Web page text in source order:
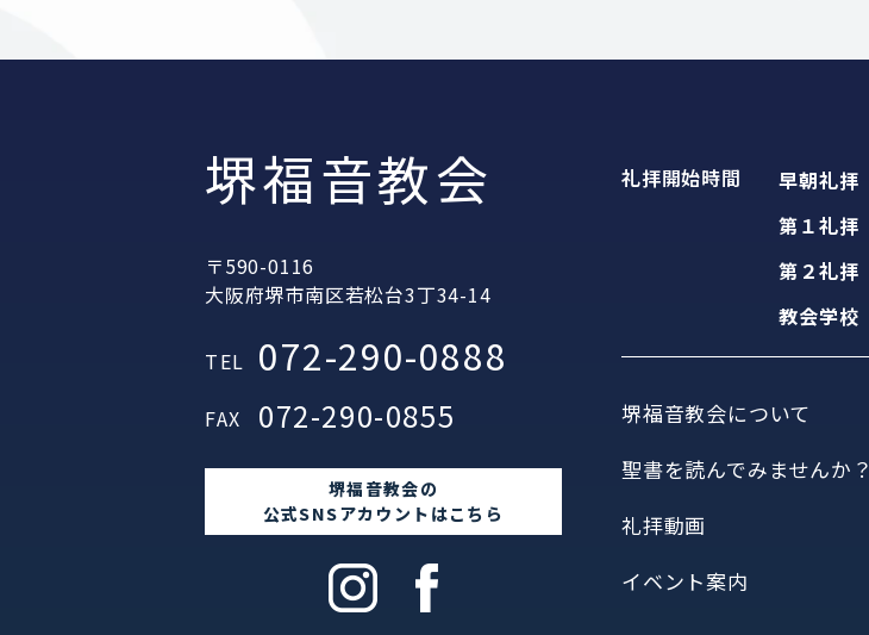
堺福音教会
〒590-0116
大阪府堺市南区若松台3丁34-14
TEL 072-290-0888
FAX 072-290-0855
堺福音教会の
公式SNSアカウントはこちら
礼拝開始時間 早朝礼拝
第１礼拝
第２礼拝
教会学校
堺福音教会について
聖書を読んでみませんか？
礼拝動画
イベント案内